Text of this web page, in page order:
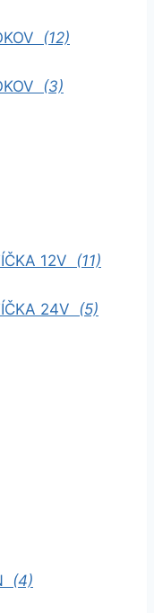
(12)
(3)
12V (11)
24V (5)
(4)